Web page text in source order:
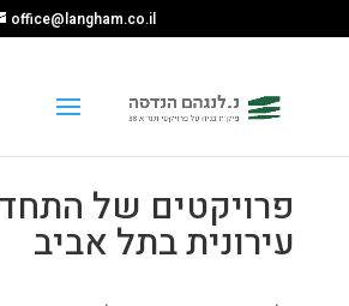
office@langham.co.il
פרויקטים של
עירונית בתל אביב